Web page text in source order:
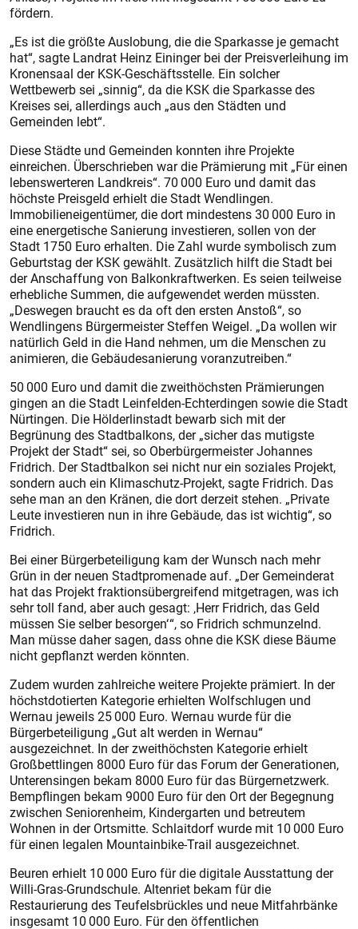
fördern.
„Es ist die größte Auslobung, die die Sparkasse je gemacht
hat“, sagte Landrat Heinz Eininger bei der Preisverleihung im
Kronensaal der KSK-Geschäftsstelle. Ein solcher
Wettbewerb sei „sinnig“, da die KSK die Sparkasse des
Kreises sei, allerdings auch „aus den Städten und
Gemeinden lebt“.
Diese Städte und Gemeinden konnten ihre Projekte
einreichen. Überschrieben war die Prämierung mit „Für einen
lebenswerteren Landkreis“. 70 000 Euro und damit das
höchste Preisgeld erhielt die Stadt Wendlingen.
Immobilieneigentümer, die dort mindestens 30 000 Euro in
eine energetische Sanierung investieren, sollen von der
Stadt 1750 Euro erhalten. Die Zahl wurde symbolisch zum
Geburtstag der KSK gewählt. Zusätzlich hilft die Stadt bei
der Anschaffung von Balkonkraftwerken. Es seien teilweise
erhebliche Summen, die aufgewendet werden müssten.
„Deswegen braucht es da oft den ersten Anstoß“, so
Wendlingens Bürgermeister Steffen Weigel. „Da wollen wir
natürlich Geld in die Hand nehmen, um die Menschen zu
animieren, die Gebäudesanierung voranzutreiben.“
50 000 Euro und damit die zweithöchsten Prämierungen
gingen an die Stadt Leinfelden-Echterdingen sowie die Stadt
Nürtingen. Die Hölderlinstadt bewarb sich mit der
Begrünung des Stadtbalkons, der „sicher das mutigste
Projekt der Stadt“ sei, so Oberbürgermeister Johannes
Fridrich. Der Stadtbalkon sei nicht nur ein soziales Projekt,
sondern auch ein Klimaschutz-Projekt, sagte Fridrich. Das
sehe man an den Kränen, die dort derzeit stehen. „Private
Leute investieren nun in ihre Gebäude, das ist wichtig“, so
Fridrich.
Bei einer Bürgerbeteiligung kam der Wunsch nach mehr
Grün in der neuen Stadtpromenade auf. „Der Gemeinderat
hat das Projekt fraktionsübergreifend mitgetragen, was ich
sehr toll fand, aber auch gesagt: ‚Herr Fridrich, das Geld
müssen Sie selber besorgen‘ “, so Fridrich schmunzelnd.
Man müsse daher sagen, dass ohne die KSK diese Bäume
nicht gepflanzt werden könnten.
Zudem wurden zahlreiche weitere Projekte prämiert. In der
höchstdotierten Kategorie erhielten Wolfschlugen und
Wernau jeweils 25 000 Euro. Wernau wurde für die
Bürgerbeteiligung „Gut alt werden in Wernau“
ausgezeichnet. In der zweithöchsten Kategorie erhielt
Großbettlingen 8000 Euro für das Forum der Generationen,
Unterensingen bekam 8000 Euro für das Bürgernetzwerk.
Bempflingen bekam 9000 Euro für den Ort der Begegnung
zwischen Seniorenheim, Kindergarten und betreutem
Wohnen in der Ortsmitte. Schlaitdorf wurde mit 10 000 Euro
für einen legalen Mountainbike-Trail ausgezeichnet.
Beuren erhielt 10 000 Euro für die digitale Ausstattung der
Willi-Gras-Grundschule. Altenriet bekam für die
Restaurierung des Teufelsbrückles und neue Mitfahrbänke
insgesamt 10 000 Euro. Für den öffentlichen